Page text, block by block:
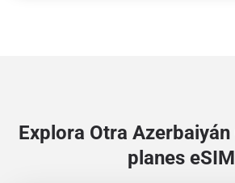
Explora Otra Azerbaiyán
planes eSIM